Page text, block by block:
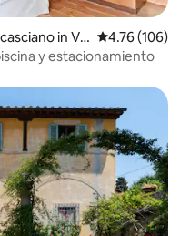
in Val Calificación
4.76 (106)
y estacionamiento
huéspedes